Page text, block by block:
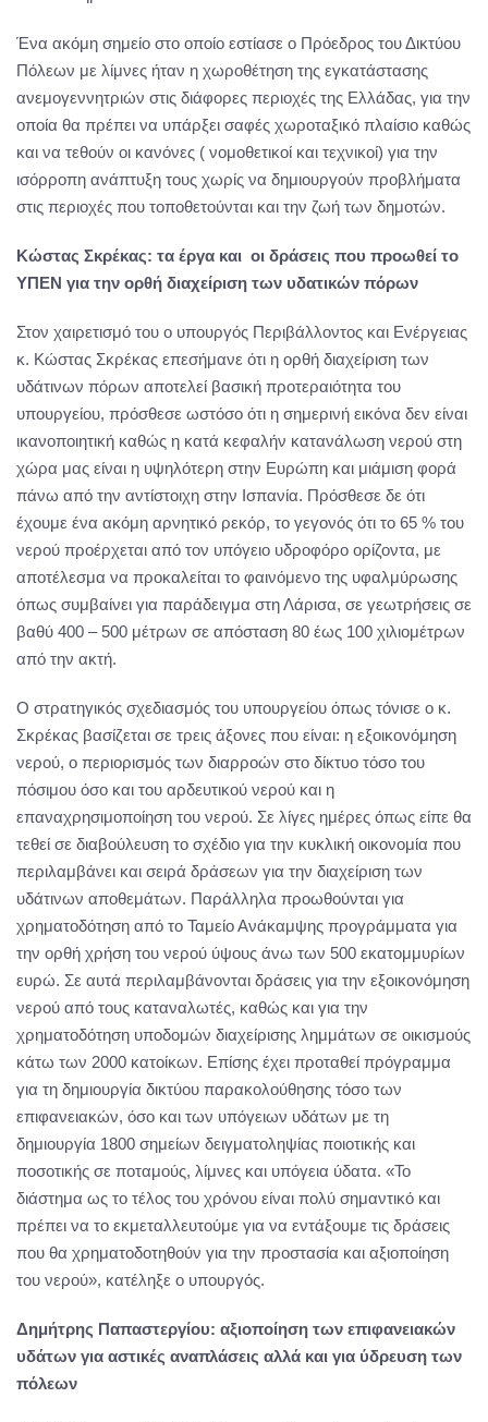
Ένα ακόμη σημείο στο οποίο εστίασε ο Πρόεδρος του Δικτύου
Πόλεων με λίμνες ήταν η χωροθέτηση της εγκατάστασης
ανεμογεννητριών στις διάφορες περιοχές της Ελλάδας, για την
οποία θα πρέπει να υπάρξει σαφές χωροταξικό πλαίσιο καθώς
και να τεθούν οι κανόνες ( νομοθετικοί και τεχνικοί) για την
ισόρροπη ανάπτυξη τους χωρίς να δημιουργούν προβλήματα
στις περιοχές που τοποθετούνται και την ζωή των δημοτών.
Κώστας Σκρέκας: τα έργα και οι δράσεις που προωθεί το
ΥΠΕΝ για την ορθή διαχείριση των υδατικών πόρων
Στον χαιρετισμό του ο υπουργός Περιβάλλοντος και Ενέργειας
κ. Κώστας Σκρέκας επεσήμανε ότι η ορθή διαχείριση των
υδάτινων πόρων αποτελεί βασική προτεραιότητα του
υπουργείου, πρόσθεσε ωστόσο ότι η σημερινή εικόνα δεν είναι
ικανοποιητική καθώς η κατά κεφαλήν κατανάλωση νερού στη
χώρα μας είναι η υψηλότερη στην Ευρώπη και μιάμιση φορά
πάνω από την αντίστοιχη στην Ισπανία. Πρόσθεσε δε ότι
έχουμε ένα ακόμη αρνητικό ρεκόρ, το γεγονός ότι το 65 % του
νερού προέρχεται από τον υπόγειο υδροφόρο ορίζοντα, με
αποτέλεσμα να προκαλείται το φαινόμενο της υφαλμύρωσης
όπως συμβαίνει για παράδειγμα στη Λάρισα, σε γεωτρήσεις σε
βαθύ 400 – 500 μέτρων σε απόσταση 80 έως 100 χιλιομέτρων
από την ακτή.
Ο στρατηγικός σχεδιασμός του υπουργείου όπως τόνισε ο κ.
Σκρέκας βασίζεται σε τρεις άξονες που είναι: η εξοικονόμηση
νερού, ο περιορισμός των διαρροών στο δίκτυο τόσο του
πόσιμου όσο και του αρδευτικού νερού και η
επαναχρησιμοποίηση του νερού. Σε λίγες ημέρες όπως είπε θα
τεθεί σε διαβούλευση το σχέδιο για την κυκλική οικονομία που
περιλαμβάνει και σειρά δράσεων για την διαχείριση των
υδάτινων αποθεμάτων. Παράλληλα προωθούνται για
χρηματοδότηση από το Ταμείο Ανάκαμψης προγράμματα για
την ορθή χρήση του νερού ύψους άνω των 500 εκατομμυρίων
ευρώ. Σε αυτά περιλαμβάνονται δράσεις για την εξοικονόμηση
νερού από τους καταναλωτές, καθώς και για την
χρηματοδότηση υποδομών διαχείρισης λημμάτων σε οικισμούς
κάτω των 2000 κατοίκων. Επίσης έχει προταθεί πρόγραμμα
για τη δημιουργία δικτύου παρακολούθησης τόσο των
επιφανειακών, όσο και των υπόγειων υδάτων με τη
δημιουργία 1800 σημείων δειγματοληψίας ποιοτικής και
ποσοτικής σε ποταμούς, λίμνες και υπόγεια ύδατα. «Το
διάστημα ως το τέλος του χρόνου είναι πολύ σημαντικό και
πρέπει να το εκμεταλλευτούμε για να εντάξουμε τις δράσεις
που θα χρηματοδοτηθούν για την προστασία και αξιοποίηση
του νερού», κατέληξε ο υπουργός.
Δημήτρης Παπαστεργίου: αξιοποίηση των επιφανειακών
υδάτων για αστικές αναπλάσεις αλλά και για ύδρευση των
πόλεων